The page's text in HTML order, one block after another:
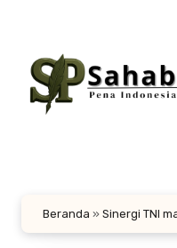
konten
Beranda » Sinergi TNI